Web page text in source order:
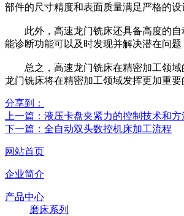
部件的尺寸精度和表面质量满足严格的
此外，高速龙门铣床还具备高度的自
能诊断功能可以及时发现并解决潜在问题
总之，高速龙门铣床在精密加工领域
龙门铣床将在精密加工领域发挥更加重要
分享到：
上一篇：液压卡盘夹紧力的控制技术和方
下一篇：全自动双头数控机床加工流程
网站首页
企业简介
产品中心
磨床系列